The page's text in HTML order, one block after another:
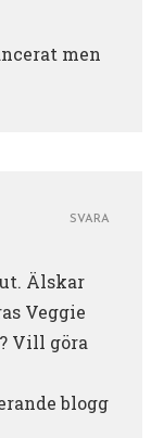
men
Älskar
Veggie
Vill göra
blogg
SVARA